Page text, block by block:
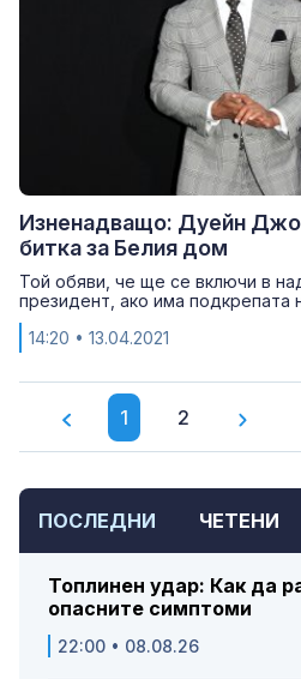
Изненадващо: Дуейн
битка за Белия дом
Той обяви, че ще се включи в
президент, ако има подкрепата
14:20 • 13.04.2021
1 2
ПОСЛЕДНИ ЧЕТЕНИ
Топлинен удар: Как да
опасните симптоми
22:00 • 08.08.26